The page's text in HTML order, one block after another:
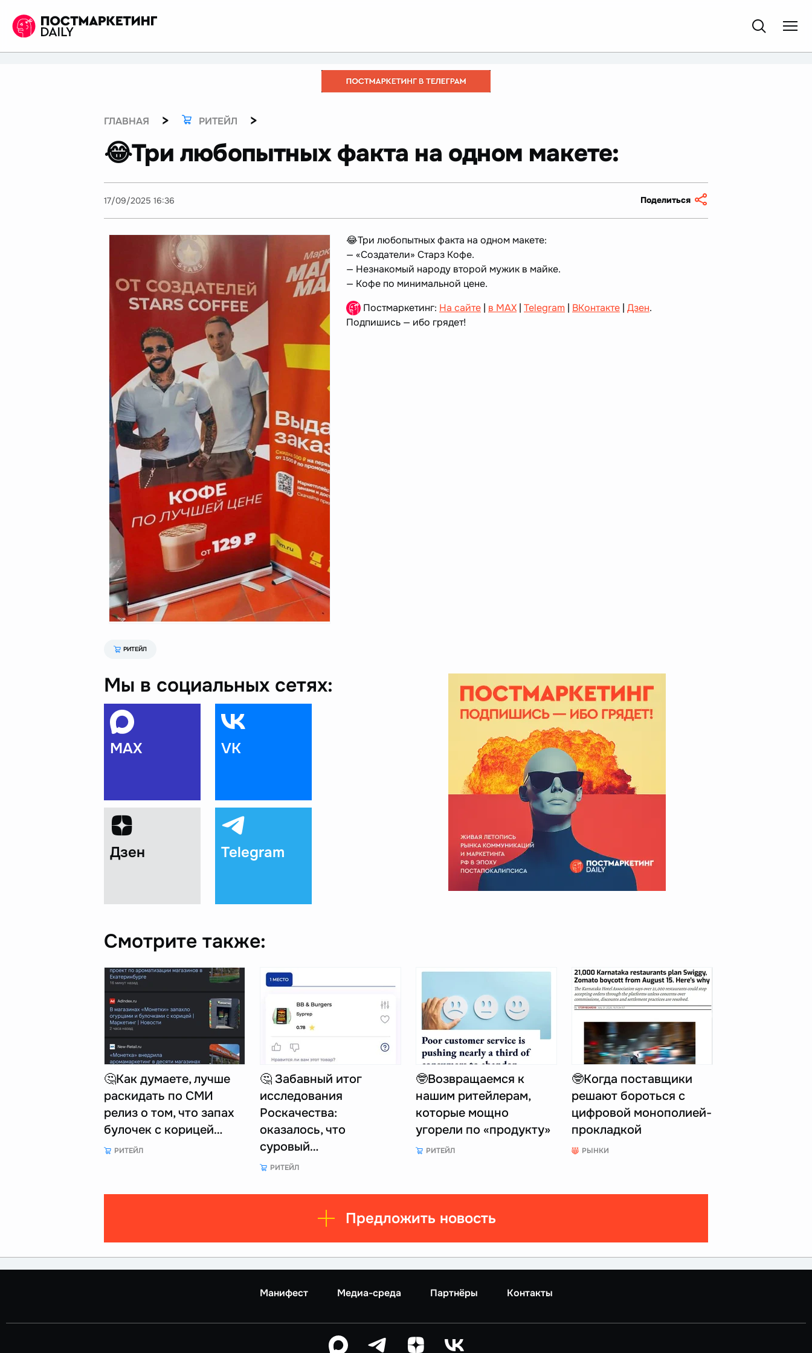
ГЛАВНАЯ > РИТЕЙЛ >
😂Три любопытных факта на одном макете:
17/09/2025 16:36 Поделиться
😂Три любопытных факта на одном макете:
— «Создатели» Старз Кофе.
— Незнакомый народу второй мужик в майке.
— Кофе по минимальной цене.
Постмаркетинг: На сайте | в MAX | Telegram | ВКонтакте | Дзен.
Подпишись — ибо грядет!
РИТЕЙЛ
Мы в социальных сетях:
MAX VK
Дзен Telegram
Смотрите также:
🤔Как думаете, лучше
раскидать по СМИ
релиз о том, что запах
булочек с корицей…
РИТЕЙЛ
🤔 Забавный итог
исследования
Роскачества:
оказалось, что
суровый…
РИТЕЙЛ
🤓Возвращаемся к
нашим ритейлерам,
которые мощно
угорели по «продукту»
РИТЕЙЛ
🤓Когда поставщики
решают бороться с
цифровой монополией-
прокладкой
РЫНКИ
Предложить новость
Манифест Медиа-среда Партнёры Контакты